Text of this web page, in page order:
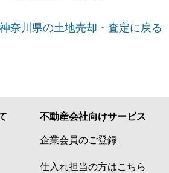
神奈川県の土地売却・査定に戻る
不動産会社向けサービス
企業会員のご登録
仕入れ担当の方はこちら